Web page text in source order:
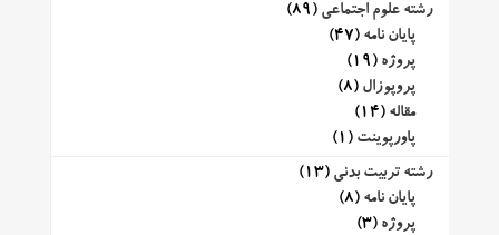
رشته علوم اجتماعی (89)
پایان نامه (47)
پروژه (19)
پروپوزال (8)
مقاله (14)
پاورپوینت (1)
رشته تربیت بدنی (13)
پایان نامه (8)
پروژه (3)